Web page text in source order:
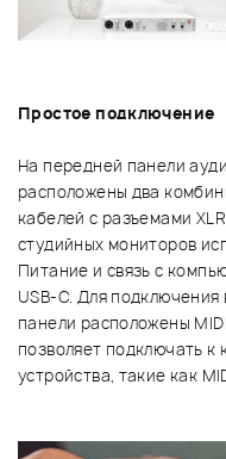
Простое подключение
На передней панели
расположены два
кабелей с разъемами
студийных мониторов
Питание и связь с
USB-C. Для подключения
панели расположены
позволяет подключать к
устройства, такие как